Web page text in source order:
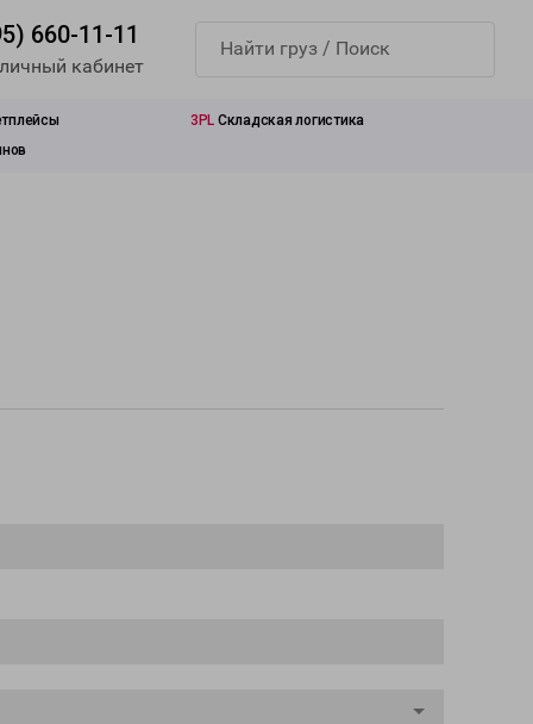
660-11-11
кабинет
3PL Складская логистика